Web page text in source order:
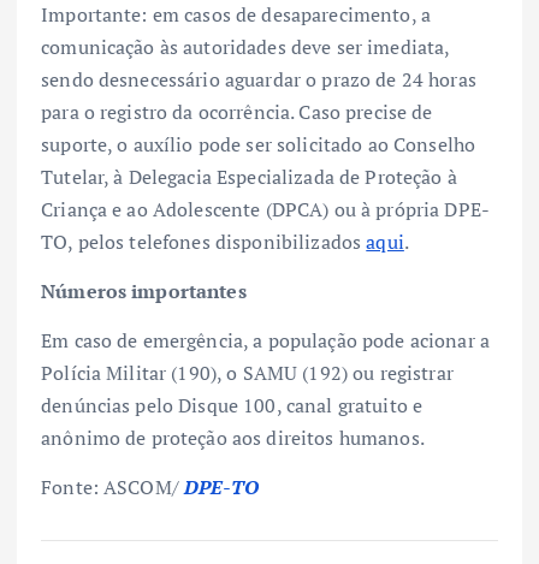
Importante: em casos de desaparecimento, a
comunicação às autoridades deve ser imediata,
sendo desnecessário aguardar o prazo de 24 horas
para o registro da ocorrência. Caso precise de
suporte, o auxílio pode ser solicitado ao Conselho
Tutelar, à Delegacia Especializada de Proteção à
Criança e ao Adolescente (DPCA) ou à própria DPE-
TO, pelos telefones disponibilizadosaqui.
Números importantes
Em caso de emergência, a população pode acionar a
Polícia Militar (190), o SAMU (192) ou registrar
denúncias pelo Disque 100, canal gratuito e
anônimo de proteção aos direitos humanos.
Fonte: ASCOM/DPE-TO